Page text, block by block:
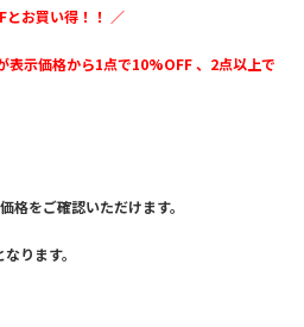
とお買い得！！ ／
表示価格から1点で10%OFF 、2点以上で
をご確認いただけます。
ります。